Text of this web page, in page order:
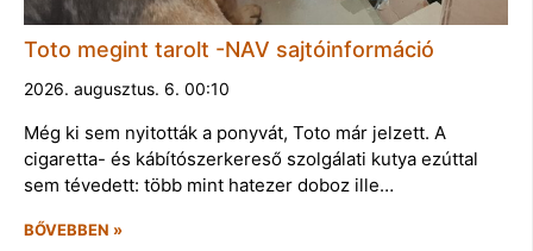
Toto megint tarolt -NAV sajtóinformáció
2026. augusztus. 6. 00:10
Még ki sem nyitották a ponyvát, Toto már jelzett. A
cigaretta- és kábítószerkereső szolgálati kutya ezúttal
sem tévedett: több mint hatezer doboz ille…
BŐVEBBEN »